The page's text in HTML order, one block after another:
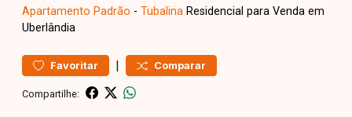
Apartamento Padrão - Tubalina Residencial para Venda em
Uberlândia
Favoritar | Comparar
Compartilhe: